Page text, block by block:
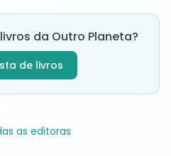
da Outro Planeta?
de livros
as editoras